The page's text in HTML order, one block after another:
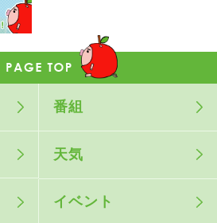
番組
天気
イベント